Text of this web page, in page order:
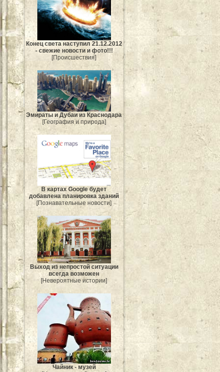
Конец света наступил 21.12.2012
- свежие новости и фото!!!
[Происшествия]
Эмираты и Дубаи из Краснодара
[География и природа]
В картах Google будет
добавлена планировка зданий
[Познавательные новости]
Выход из непростой ситуации
всегда возможен
[Невероятные истории]
Чайник - музей